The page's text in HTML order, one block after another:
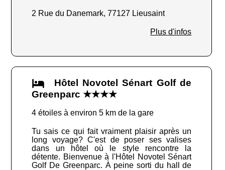
2 Rue du Danemark, 77127 Lieusaint
Plus d'infos
Hôtel Novotel Sénart Golf de
Greenparc ★★★★
4 étoiles à environ 5 km de la gare
Tu sais ce qui fait vraiment plaisir après un
long voyage? C'est de poser ses valises
dans un hôtel où le style rencontre la
détente. Bienvenue à l'Hôtel Novotel Sénart
Golf De Greenparc. À peine sorti du hall de